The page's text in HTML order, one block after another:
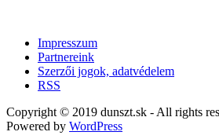
Impresszum
Partnereink
Szerzői jogok, adatvédelem
RSS
Copyright © 2019 dunszt.sk - All rights
Powered by WordPress